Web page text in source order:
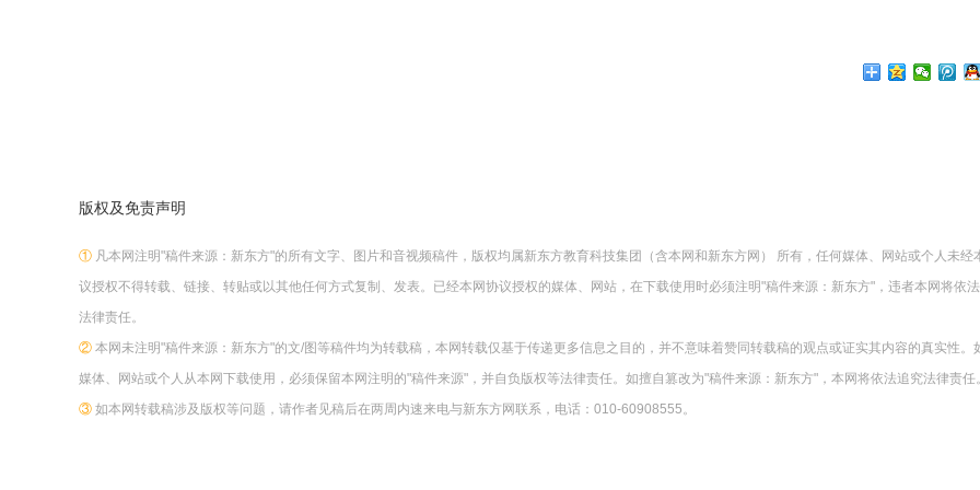
版权及免责声明
① 凡本网注明"稿件来源：新东方"的所有文字、图片和音视频稿件，版权均属新东方教育科技集团（含本网和新东方网） 所有，任何媒体、网站或个人未经
议授权不得转载、链接、转贴或以其他任何方式复制、发表。已经本网协议授权的媒体、网站，在下载使用时必须注明"稿件来源：新东方"，违者本网将依
法律责任。
② 本网未注明"稿件来源：新东方"的文/图等稿件均为转载稿，本网转载仅基于传递更多信息之目的，并不意味着赞同转载稿的观点或证实其内容的真实性。
媒体、网站或个人从本网下载使用，必须保留本网注明的"稿件来源"，并自负版权等法律责任。如擅自篡改为"稿件来源：新东方"，本网将依法追究法律责任。
③ 如本网转载稿涉及版权等问题，请作者见稿后在两周内速来电与新东方网联系，电话：010-60908555。